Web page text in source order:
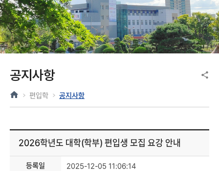
공지사항
편입학 공지사항
2026학년도 대학(학부) 편입생 모집 요강 안내
등록일 2025-12-05 11:06:14